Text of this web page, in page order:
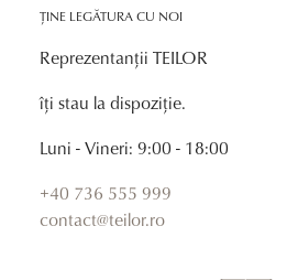
ȚINE LEGĂTURA CU NOI
Reprezentanții TEILOR
îți stau la dispoziție.
Luni - Vineri: 9:00 - 18:00
+40 736 555 999
contact@teilor.ro